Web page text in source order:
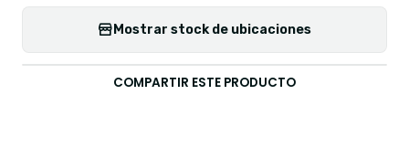
Mostrar stock de ubicaciones
COMPARTIR ESTE PRODUCTO